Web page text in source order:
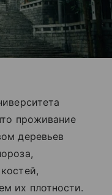
проживание
деревьев
их плотности.